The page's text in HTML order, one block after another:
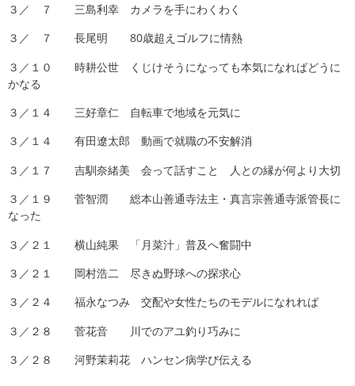
３／ ７ 三島利幸 カメラを手にわくわく
３／ ７ 長尾明 80歳超えゴルフに情熱
３／１０ 時耕公世 くじけそうになっても本気になればどうに
かなる
３／１４ 三好章仁 自転車で地域を元気に
３／１４ 有田遼太郎 動画で就職の不安解消
３／１７ 吉馴奈緒美 会って話すこと 人との縁が何より大切
３／１９ 菅智潤 総本山善通寺法主・真言宗善通寺派管長に
なった
３／２１ 横山純果 「月菜汁」普及へ奮闘中
３／２１ 岡村浩二 尽きぬ野球への探求心
３／２４ 福永なつみ 交配や女性たちのモデルになれれば
３／２８ 菅花音 川でのアユ釣り巧みに
３／２８ 河野茉莉花 ハンセン病学び伝える